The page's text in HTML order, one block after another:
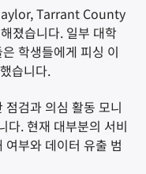
Tarrant County
졌습니다. 일부 대학
학생들에게 피싱 이
습니다.
검과 의심 활동 모니
다. 현재 대부분의 서비
부와 데이터 유출 범